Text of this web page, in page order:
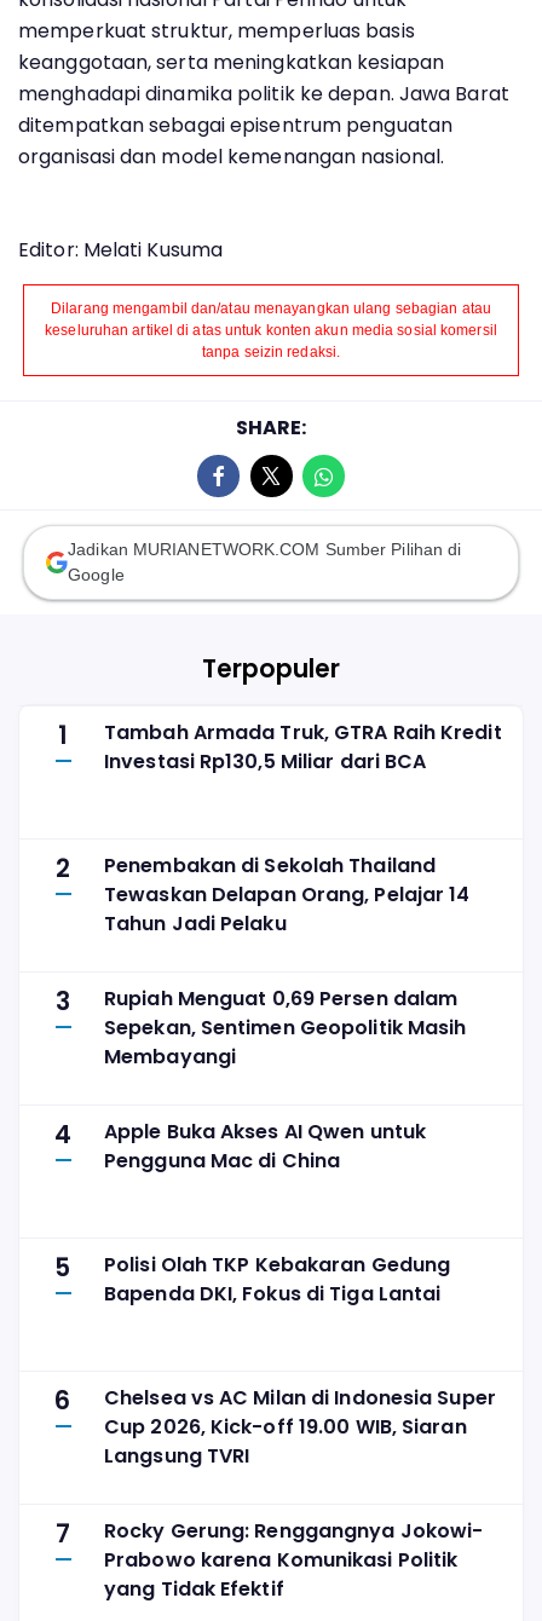
memperkuat struktur, memperluas basis
keanggotaan, serta meningkatkan kesiapan
menghadapi dinamika politik ke depan. Jawa Barat
ditempatkan sebagai episentrum penguatan
organisasi dan model kemenangan nasional.
Editor: Melati Kusuma
Dilarang mengambil dan/atau menayangkan ulang sebagian atau
keseluruhan artikel di atas untuk konten akun media sosial komersil
tanpa seizin redaksi.
SHARE:
Jadikan MURIANETWORK.COM Sumber Pilihan di
Google
Terpopuler
1
Tambah Armada Truk, GTRA Raih Kredit
Investasi Rp130,5 Miliar dari BCA
2
Penembakan di Sekolah Thailand
Tewaskan Delapan Orang, Pelajar 14
Tahun Jadi Pelaku
3
Rupiah Menguat 0,69 Persen dalam
Sepekan, Sentimen Geopolitik Masih
Membayangi
4
Apple Buka Akses AI Qwen untuk
Pengguna Mac di China
5
Polisi Olah TKP Kebakaran Gedung
Bapenda DKI, Fokus di Tiga Lantai
6
Chelsea vs AC Milan di Indonesia Super
Cup 2026, Kick-off 19.00 WIB, Siaran
Langsung TVRI
7
Rocky Gerung: Renggangnya Jokowi-
Prabowo karena Komunikasi Politik
yang Tidak Efektif